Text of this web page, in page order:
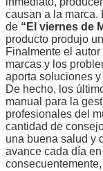
causan a la marca.
de “El viernes de
producto produjo
Finalmente el
marcas y los
aporta soluciones
De hecho, los
manual para la
profesionales del
cantidad de
una buena salud y
avance cada día